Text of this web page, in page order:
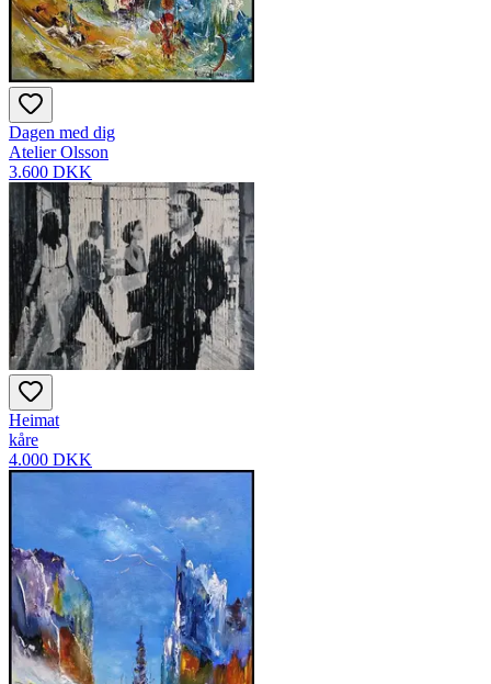
Dagen med dig
Atelier Olsson
3.600 DKK
Heimat
kåre
4.000 DKK